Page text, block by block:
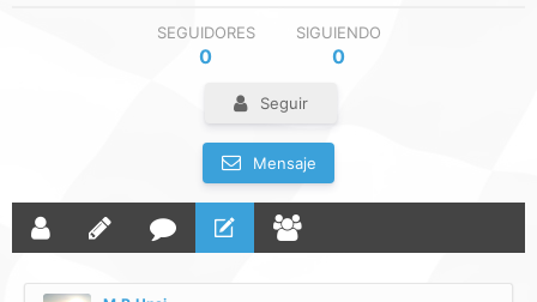
SEGUIDORES
0
SIGUIENDO
0
Seguir
Mensaje